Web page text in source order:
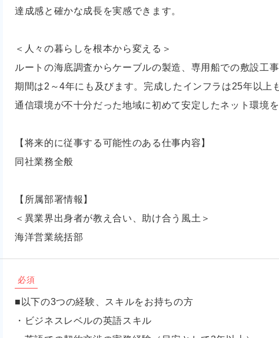
達成感と確かな成長を実感できます。
＜人々の暮らしを根本から変える＞
ルートの海底調査からケーブルの製造、専用船での敷設工
期間は2～4年にも及びます。完成したインフラは25年以上
通信環境が不十分だった地域に初めて安定したネット環境を
【将来的に従事する可能性のある仕事内容】
同社業務全般
【所属部署情報】
＜異業界出身者が教え合い、助け合う風土＞
海洋営業統括部
必須
■以下の3つの経験、スキルをお持ちの方
・ビジネスレベルの英語スキル